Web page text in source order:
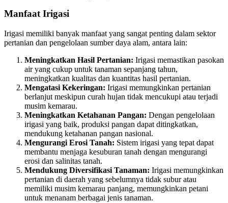
Manfaat Irigasi
Irigasi memiliki banyak manfaat yang sangat penting dalam sektor
pertanian dan pengelolaan sumber daya alam, antara lain:
Meningkatkan Hasil Pertanian: Irigasi memastikan pasokan
air yang cukup untuk tanaman sepanjang tahun,
meningkatkan kualitas dan kuantitas hasil pertanian.
Mengatasi Kekeringan: Irigasi memungkinkan pertanian
berlanjut meskipun curah hujan tidak mencukupi atau terjadi
musim kemarau.
Meningkatkan Ketahanan Pangan: Dengan pengelolaan
irigasi yang baik, produksi pangan dapat ditingkatkan,
mendukung ketahanan pangan nasional.
Mengurangi Erosi Tanah: Sistem irigasi yang tepat dapat
membantu menjaga kesuburan tanah dengan mengurangi
erosi dan salinitas tanah.
Mendukung Diversifikasi Tanaman: Irigasi memungkinkan
pertanian di daerah yang sebelumnya tidak subur atau
memiliki musim kemarau panjang, memungkinkan petani
untuk menanam berbagai jenis tanaman.